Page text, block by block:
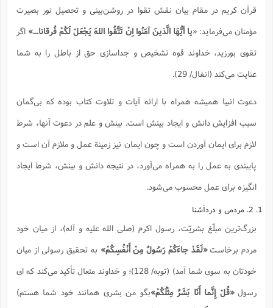
قرآن كريم در مقام بيان نقش تقوا در روشن‌بينى و تحصيل نور بصيرت
مؤمنان می‌فرمايد: «يا أيُّهَا الَّذينَ آمَنُوا اِنْ تَتَّقُوا اللهَ يَجْعَلْ لَكُمْ فُرقانا...»اگر
تقوی بورزید، خداوند قوه تشخیص و جداسازی حق از باطل را به شما
عنایت می‌کند (انفال/ 29).
دعوت انبیا همیشه همراه با ارائه آیات و تلاوت کتاب بوده که بی‌گمان
سبب افزایش دانش و ایجاد بینش است. بینش و علم در دعوت آنها، شرط
لازم برای ایمان آوردن است و چون ایمان نیز زمینة عمل و ملازم آن است و
پایبندی به عمل را به همراه می‌آورد، در نتیجه دانش و بینش، شرط ایجاد
انگیزه برای عمل محسوب می‌شود.
1. 2. مردمی و دردآشنا
بزرگ‌ترین مبلّغ بشریّت، رسول اكرم (صلی الله علیه و آله)، از میان خود
مردم برخاست«لَقَدْ جاءَكُمْ رَسُولٌ مِنْ أَنْفُسِكُمْ»به تحقیق رسولی از میان
خودتان به سوی شما آمد) (توبه/ 128)؛ و خداوند متعال تأكید می‌كند كه ای
رسول «قُلْ إِنَّما أَنَا بَشَرٌ مِثْلُكُمْ»بگو من بشری همانند خود شما هستم)